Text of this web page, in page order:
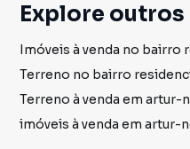
Explore
Terreno à venda em artur-
imóveis à venda em artur-